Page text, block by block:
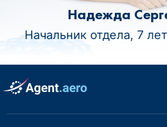
Надежда
Начальник отдела, 7